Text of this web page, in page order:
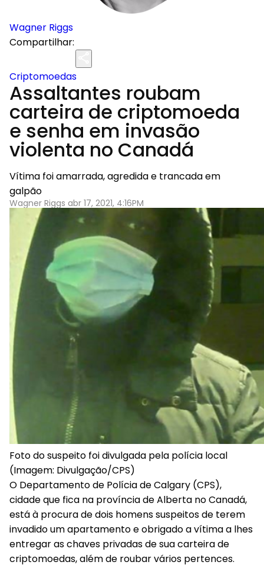
Wagner Riggs
Compartilhar:
Criptomoedas
Assaltantes roubam
carteira de criptomoeda
e senha em invasão
violenta no Canadá
Vítima foi amarrada, agredida e trancada em
galpão
Wagner Riggs abr 17, 2021, 4:16PM
Foto do suspeito foi divulgada pela polícia local
(Imagem: Divulgação/CPS)
O Departamento de Polícia de Calgary (CPS),
cidade que fica na província de Alberta no Canadá,
está à procura de dois homens suspeitos de terem
invadido um apartamento e obrigado a vítima a lhes
entregar as chaves privadas de sua carteira de
criptomoedas, além de roubar vários pertences.